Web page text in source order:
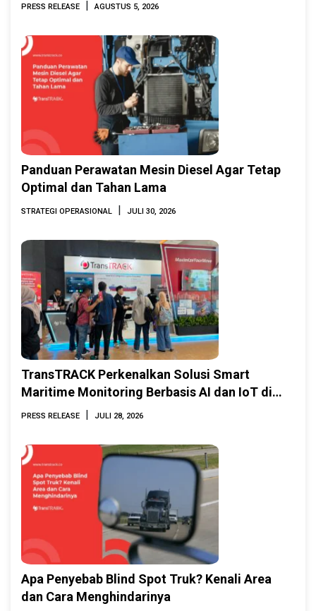
PRESS RELEASE | AGUSTUS 5, 2026
Panduan Perawatan Mesin Diesel Agar Tetap
Optimal dan Tahan Lama
STRATEGI OPERASIONAL | JULI 30, 2026
TransTRACK Perkenalkan Solusi Smart
Maritime Monitoring Berbasis AI dan IoT di
INAMARINE 2026
PRESS RELEASE | JULI 28, 2026
Apa Penyebab Blind Spot Truk? Kenali Area
dan Cara Menghindarinya